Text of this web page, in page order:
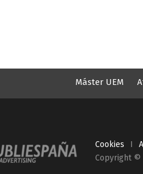
Máster UEM
Cookies I
Copyright ©